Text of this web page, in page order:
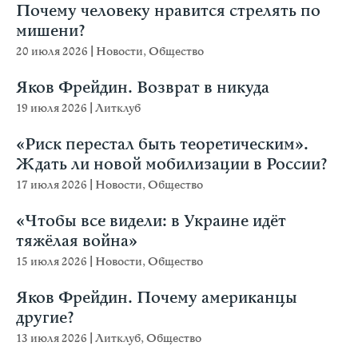
Почему человеку нравится стрелять по
мишени?
20 июля 2026 Новости,Общество
Яков Фрейдин. Возврат в никуда
19 июля 2026 Литклуб
«Риск перестал быть теоретическим».
Ждать ли новой мобилизации в России?
17 июля 2026 Новости,Общество
«Чтобы все видели: в Украине идёт
тяжёлая война»
15 июля 2026 Новости,Общество
Яков Фрейдин. Почему американцы
другие?
13 июля 2026 Литклуб,Общество